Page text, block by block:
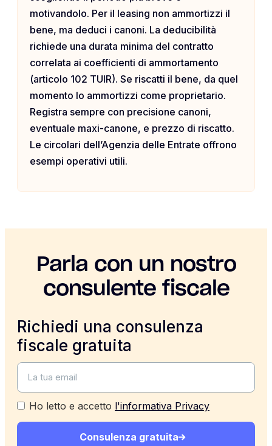
motivandolo. Per il leasing non ammortizzi il
bene, ma deduci i canoni. La deducibilità
richiede una durata minima del contratto
correlata ai coefficienti di ammortamento
(articolo 102 TUIR). Se riscatti il bene, da quel
momento lo ammortizzi come proprietario.
Registra sempre con precisione canoni,
eventuale maxi-canone, e prezzo di riscatto.
Le circolari dell’Agenzia delle Entrate offrono
esempi operativi utili.
Parla con un nostro
consulente fiscale
Richiedi una consulenza
fiscale gratuita
Ho letto e accetto l'informativa Privacy
Consulenza gratuita